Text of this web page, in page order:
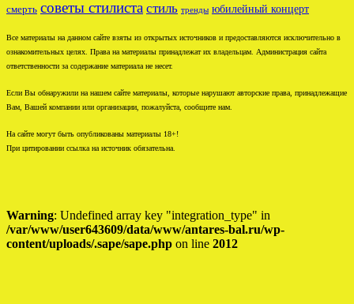
смерть советы стилиста стиль тренды юбилейный концерт
Все материалы на данном сайте взяты из открытых источников и предоставляются исключительно в
ознакомительных целях. Права на материалы принадлежат их владельцам. Администрация сайта
ответственности за содержание материала не несет.
Если Вы обнаружили на нашем сайте материалы, которые нарушают авторские права, принадлежащие
Вам, Вашей компании или организации, пожалуйста, сообщите нам.
На сайте могут быть опубликованы материалы 18+!
При цитировании ссылка на источник обязательна.
Warning: Undefined array key "integration_type" in
/var/www/user643609/data/www/antares-bal.ru/wp-
content/uploads/.sape/sape.php on line 2012